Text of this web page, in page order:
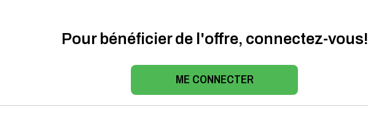
Pour bénéficier de l'offre, connectez-vous!
ME CONNECTER